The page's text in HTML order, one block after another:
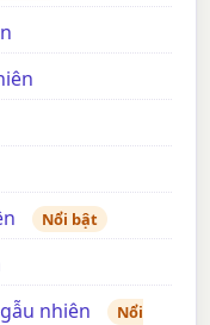
Nổi bật
nhiên
Nổi